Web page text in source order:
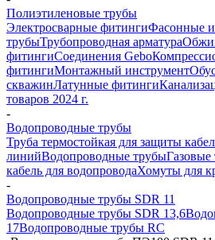
Полиэтиленовые трубы
Электросварные фитингиФасонные
трубыТрубопроводная арматура
фитингиСоединения Gebo
фитингиМонтажный инструмент
скважинЛатунные фитинги
товаров 2024 г.
-
Водопроводные трубы
Труба термостойкая для защиты
линийВодопроводные трубы
кабель для водопроводаХомуты для
-
Водопроводные трубы SDR 11
Водопроводные трубы SDR 13,6
17Водопроводные трубы RC